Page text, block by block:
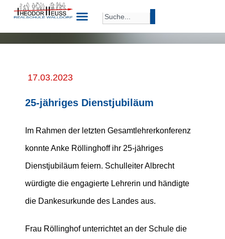
17.03.2023
25-jähriges Dienstjubiläum
Im Rahmen der letzten Gesamtlehrerkonferenz
konnte Anke Röllinghoff ihr 25-jähriges
Dienstjubiläum feiern. Schulleiter Albrecht
würdigte die engagierte Lehrerin und händigte
die Dankesurkunde des Landes aus.
Frau Röllinghof unterrichtet an der Schule die